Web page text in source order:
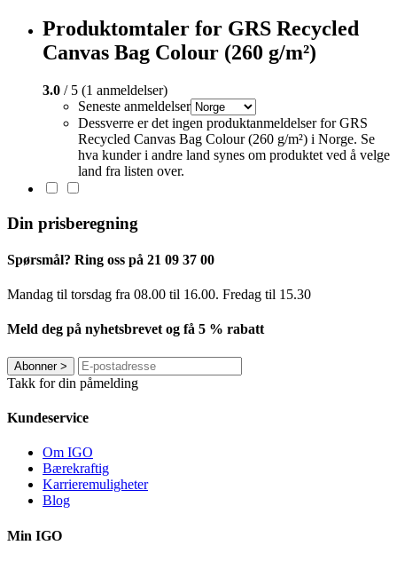
Produktomtaler for GRS Recycled
Canvas Bag Colour (260 g/m²)
3.0 / 5 (1 anmeldelser)
Seneste anmeldelser
Dessverre er det ingen produktanmeldelser for GRS
Recycled Canvas Bag Colour (260 g/m²) i Norge. Se
hva kunder i andre land synes om produktet ved å velge
land fra listen over.
Din prisberegning
Spørsmål? Ring oss på 21 09 37 00
Mandag til torsdag ​​fra 08.00 til 16.00. Fredag til 15.30
Meld deg på nyhetsbrevet og få 5 % rabatt
Abonner>
Takk for din påmelding
Kundeservice
Om IGO
Bærekraftig
Karrieremuligheter
Blog
Min IGO